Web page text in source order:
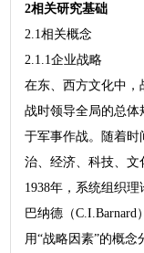
2相关研究基础
2.1相关概念
2.1.1企业战略
在东、西方文化中
战时领导全局的总体
于军事作战。随着时
治、经济、科技、文
1938年，系统组织
巴纳德（C.I.Barnard
用“战略因素”的概